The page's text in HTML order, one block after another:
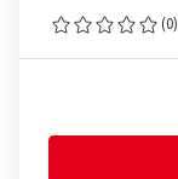
(0)